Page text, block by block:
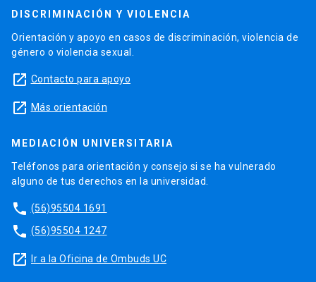
DISCRIMINACIÓN Y VIOLENCIA
Orientación y apoyo en casos de discriminación, violencia de
género o violencia sexual.
launch Contacto para apoyo
launch Más orientación
MEDIACIÓN UNIVERSITARIA
Teléfonos para orientación y consejo si se ha vulnerado
alguno de tus derechos en la universidad.
phone (56)95504 1691
phone (56)95504 1247
launch Ir a la Oficina de Ombuds UC